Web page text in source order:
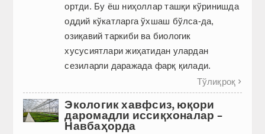
ортди. Бу ёш ниҳоллар ташқи кўринишда
оддий кўкатларга ўхшаш бўлса-да,
озиқавий таркиби ва биологик
хусусиятлари жиҳатидан улардан
сезиларли даражада фарқ қилади.
Тўлиқроқ 
Экологик хавфсиз, юқори
даромадли иссиқхоналар –
Навбаҳорда